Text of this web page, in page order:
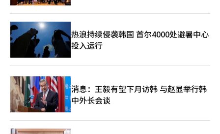
热浪持续侵袭韩国 首尔4000处避暑中心
投入运行
消息：王毅有望下月访韩 与赵显举行韩
中外长会谈